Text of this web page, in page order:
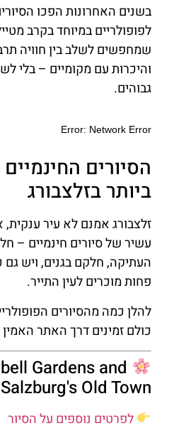
בשנים האחרונות הפכו
לפופולריים במיוחד בקרב
שמחפשים לשלב בין חוויה
והיכרות עם מקומיים – בלי
גבוהים.
הסיורים
ביותר בזלצבורג
זלצבורג אמנם לא עיר ענקית,
עשיר של סיורים חינמיים –
העתיקה, חלקם בגנים, ויש
פחות מוכרים לעין התייר.
להלן כמה מהסיורים
כולם זמינים דרך האתר האמין
Gardens and
Salzburg's Old Town
לפרטים נוספים על הסיור